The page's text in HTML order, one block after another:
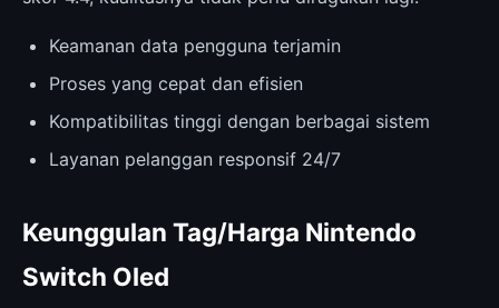
Keamanan data pengguna terjamin
Proses yang cepat dan efisien
Kompatibilitas tinggi dengan berbagai sistem
Layanan pelanggan responsif 24/7
Keunggulan Tag/Harga Nintendo
Switch Oled